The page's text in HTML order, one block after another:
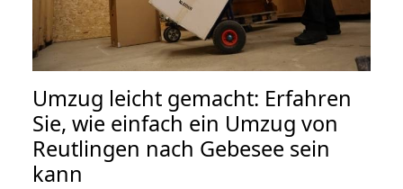
Umzug leicht gemacht: Erfahren
Sie, wie einfach ein Umzug von
Reutlingen nach Gebesee sein
kann